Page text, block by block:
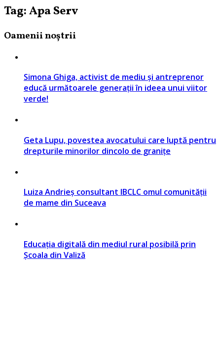
Tag: Apa Serv
Oamenii noștrii
Simona Ghiga, activist de mediu și antreprenor
educă următoarele generații în ideea unui viitor
verde!
Geta Lupu, povestea avocatului care luptă pentru
drepturile minorilor dincolo de granițe
Luiza Andrieș consultant IBCLC omul comunității
de mame din Suceava
Educația digitală din mediul rural posibilă prin
Școala din Valiză